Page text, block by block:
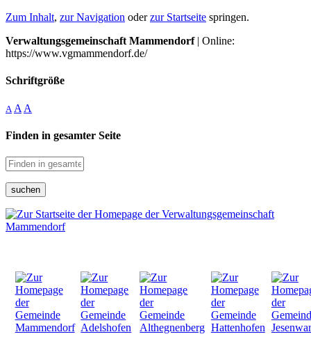
Zum Inhalt, zur Navigation oderzur Startseite springen.
Verwaltungsgemeinschaft Mammendorf| Online:
https://www.vgmammendorf.de/
Schriftgröße
A A A
Finden in gesamter Seite
suchen